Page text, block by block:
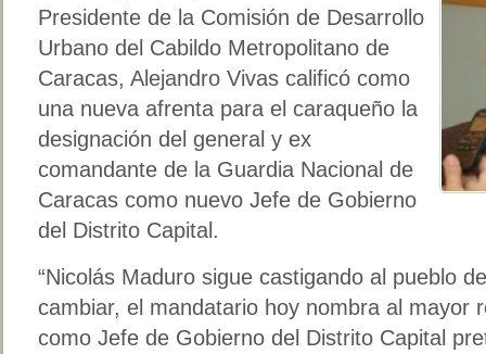
Presidente de la Comisión de Desarrollo
Urbano del Cabildo Metropolitano de
Caracas, Alejandro Vivas calificó como
una nueva afrenta para el caraqueño la
designación del general y ex
comandante de la Guardia Nacional de
Caracas como nuevo Jefe de Gobierno
del Distrito Capital.
“Nicolás Maduro sigue castigando al pueblo
cambiar, el mandatario hoy nombra al mayor
como Jefe de Gobierno del Distrito Capital